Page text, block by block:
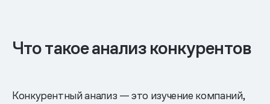
Что такое анализ конкурентов
Конкурентный анализ — это изучение компаний,